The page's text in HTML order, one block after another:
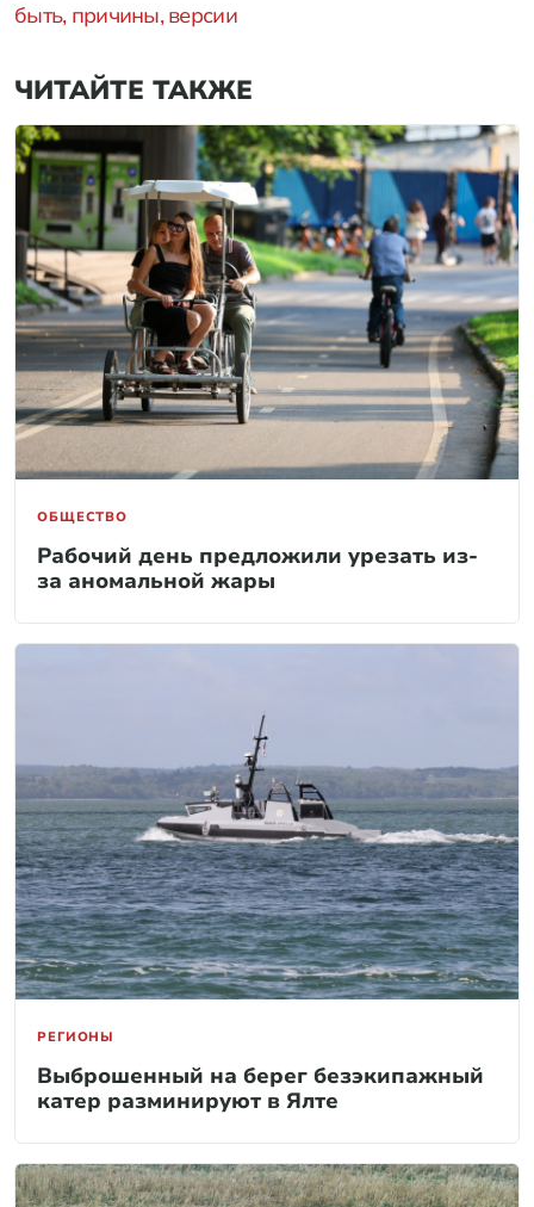
быть, причины, версии
ЧИТАЙТЕ ТАКЖЕ
ОБЩЕСТВО
Рабочий день предложили урезать из-
за аномальной жары
РЕГИОНЫ
Выброшенный на берег безэкипажный
катер разминируют в Ялте